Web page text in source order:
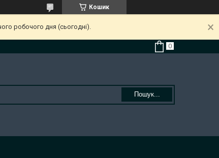
Кошик
робочого дня (сьогодні).
Пошук...